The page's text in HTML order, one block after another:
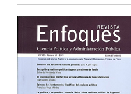
Barra
lateral
del
artículo